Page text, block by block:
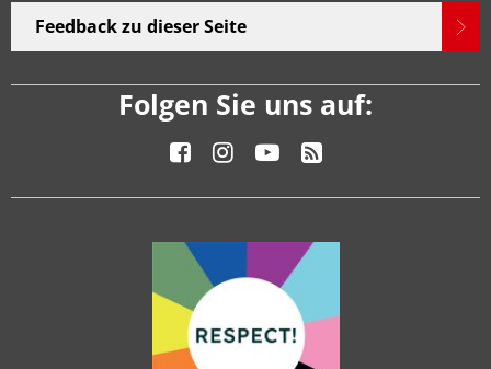
Feedback zu dieser Seite
Folgen Sie uns auf: